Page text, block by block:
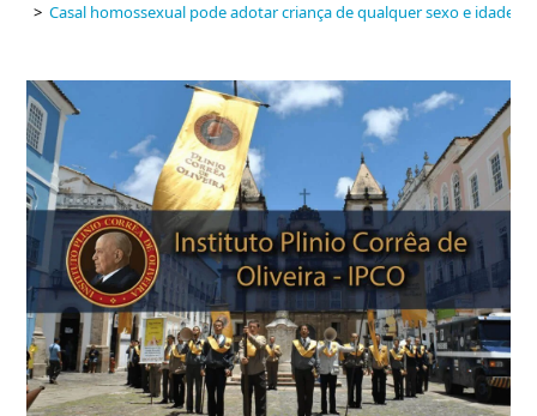
> Casal homossexual pode adotar criança de qualquer sexo e idade,